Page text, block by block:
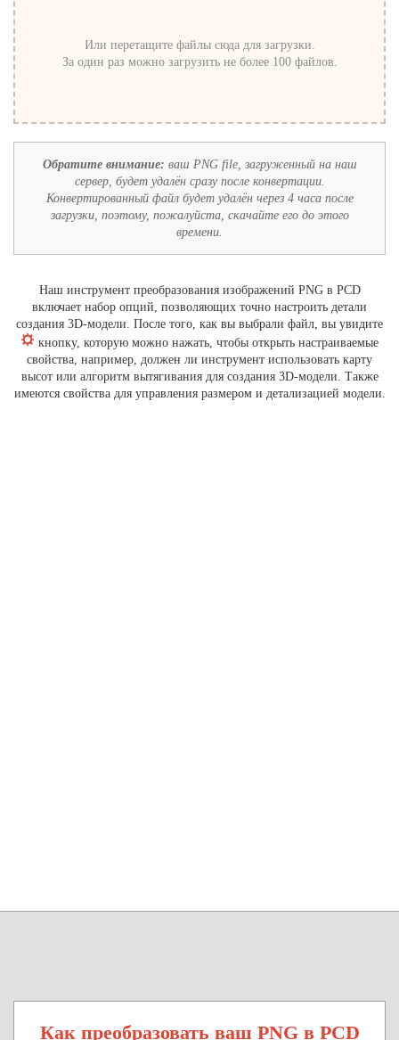
Или перетащите файлы сюда для загрузки.
За один раз можно загрузить не более 100 файлов.
Обратите внимание: ваш PNG file, загруженный на наш
сервер, будет удалён сразу после конвертации.
Конвертированный файл будет удалён через 4 часа после
загрузки, поэтому, пожалуйста, скачайте его до этого
времени.
Наш инструмент преобразования изображений PNG в PCD
включает набор опций, позволяющих точно настроить детали
создания 3D-модели. После того, как вы выбрали файл, вы увидите
кнопку, которую можно нажать, чтобы открыть настраиваемые
свойства, например, должен ли инструмент использовать карту
высот или алгоритм вытягивания для создания 3D-модели. Также
имеются свойства для управления размером и детализацией модели.
Как преобразовать ваш PNG в PCD